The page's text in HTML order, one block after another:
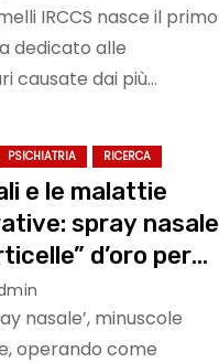
IRCCS nasce il primo
dedicato alle
causate dai più…
PSICHIATRIA RICERCA
e le malattie
spray nasale
d’oro per
cervello
nasale’, minuscole
operando come